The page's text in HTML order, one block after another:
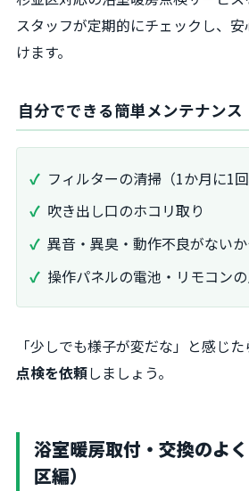
スタッフが定期的にチェックし、
けます。
自分でできる簡単メンテナンス
フィルターの清掃（1か月に1回
吹き出し口のホコリ取り
異音・異臭・動作不良がない
操作パネルの電池・リモコン
「少しでも様子が変だな」と感じ
点検を依頼しましょう。
浴室暖房取付・交換のよ
区編）